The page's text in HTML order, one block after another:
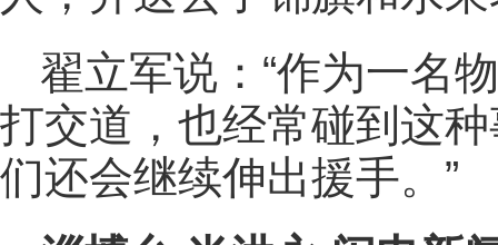
翟立军说：“作为一名
打交道，也经常碰到这
们还会继续伸出援手。”